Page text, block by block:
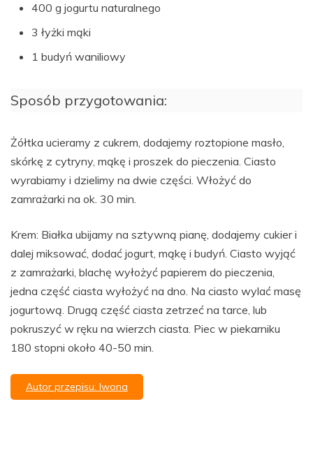
400 g jogurtu naturalnego
3 łyżki mąki
1 budyń waniliowy
Sposób przygotowania:
Żółtka ucieramy z cukrem, dodajemy roztopione masło,
skórkę z cytryny, mąkę i proszek do pieczenia. Ciasto
wyrabiamy i dzielimy na dwie części. Włożyć do
zamrażarki na ok. 30 min.
Krem: Białka ubijamy na sztywną pianę, dodajemy cukier i
dalej miksować, dodać jogurt, mąkę i budyń. Ciasto wyjąć
z zamrażarki, blachę wyłożyć papierem do pieczenia,
jedna część ciasta wyłożyć na dno. Na ciasto wylać masę
jogurtową. Drugą część ciasta zetrzeć na tarce, lub
pokruszyć w ręku na wierzch ciasta. Piec w piekarniku
180 stopni około 40-50 min.
Autor przepisu: Iwona